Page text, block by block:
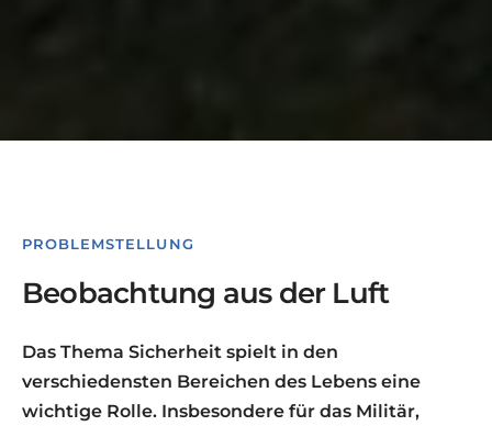
PROBLEMSTELLUNG
Beobachtung aus der Luft
Das Thema Sicherheit spielt in den
verschiedensten Bereichen des Lebens eine
wichtige Rolle. Insbesondere für das Militär,